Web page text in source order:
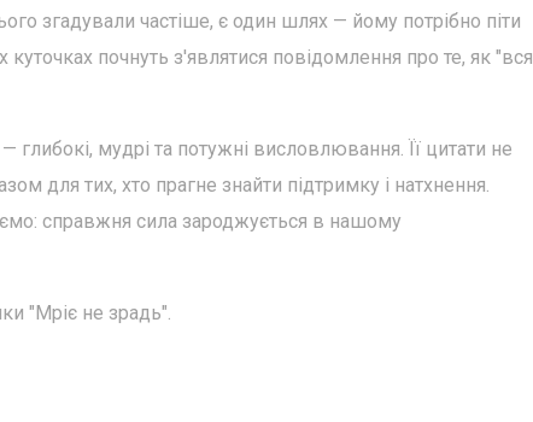
згадували частіше, є один шлях — йому потрібно піти
куточках почнуть з'являтися повідомлення про те, як "вся
мудрі та потужні висловлювання. Її цитати не
для тих, хто прагне знайти підтримку і натхнення.
справжня сила зароджується в нашому
"Мріє не зрадь".